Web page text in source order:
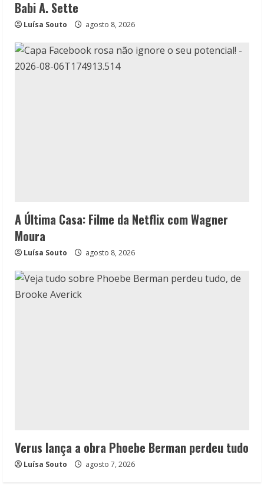
Babi A. Sette
Luísa Souto agosto 8, 2026
A Última Casa: Filme da Netflix com Wagner
Moura
Luísa Souto agosto 8, 2026
Verus lança a obra Phoebe Berman perdeu tudo
Luísa Souto agosto 7, 2026